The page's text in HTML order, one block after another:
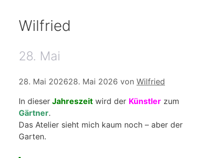
Wilfried
28. Mai
28. Mai 202628. Mai 2026 von Wilfried
In dieser Jahreszeit wird der Künstler zum
Gärtner.
Das Atelier sieht mich kaum noch – aber der
Garten.